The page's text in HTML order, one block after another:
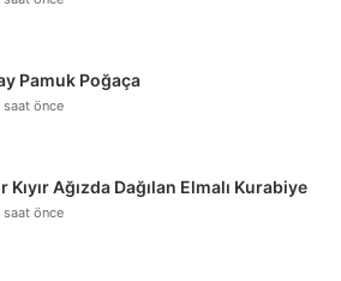
Pamuk Poğaça
saat önce
Kıyır Ağızda Dağılan Elmalı Kurabiye
saat önce